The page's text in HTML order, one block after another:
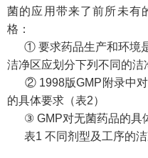
菌的应用带来了前所未有
格：
① 要求药品生产和环境是
洁净区应划分下列不同的洁
② 1998版GMP附录中对
的具体要求（表2）
③ GMP对无菌药品的具
表1 不同剂型及工序的洁